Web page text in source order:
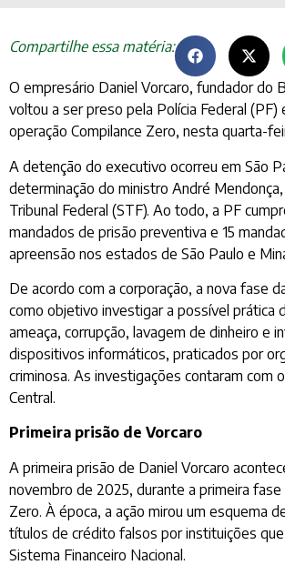
Compartilhe essa matéria:
O empresário Daniel Vorcaro, fundador do
voltou a ser preso pela Polícia Federal (PF)
operação Compilance Zero, nesta quarta-
A detenção do executivo ocorreu em São
determinação do ministro André
Tribunal Federal (STF). Ao todo, a PF
mandados de prisão preventiva e 15
apreensão nos estados de São Paulo e
De acordo com a corporação, a nova fase
como objetivo investigar a possível prática
ameaça, corrupção, lavagem de dinheiro e
dispositivos informáticos, praticados por
criminosa. As investigações contaram com
Central.
Primeira prisão de Vorcaro
A primeira prisão de Daniel Vorcaro
novembro de 2025, durante a primeira fase
Zero. À época, a ação mirou um esquema
títulos de crédito falsos por instituições
Sistema Financeiro Nacional.